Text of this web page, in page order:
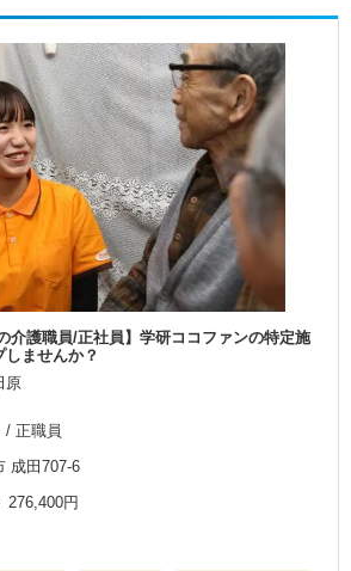
介護職員/正社員】学研ココファンの特定施
ませんか？
原
/ 正職員
成田707-6
276,400円